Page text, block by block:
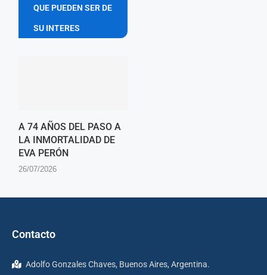
QUE PUEDEN SER DE
SU INTERES
A 74 AÑOS DEL PASO A
LA INMORTALIDAD DE
EVA PERÓN
26/07/2026
Contacto
Adolfo Gonzales Chaves, Buenos Aires, Argentina.